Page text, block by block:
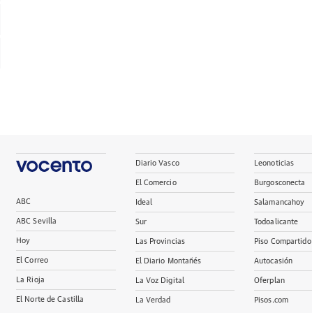
ABC
ABC Sevilla
Hoy
El Correo
La Rioja
El Norte de Castilla
Diario Vasco
El Comercio
Ideal
Sur
Las Provincias
El Diario Montañés
La Voz Digital
La Verdad
Leonoticias
Burgosconecta
Salamancahoy
Todoalicante
Piso Compartido
Autocasión
Oferplan
Pisos.com